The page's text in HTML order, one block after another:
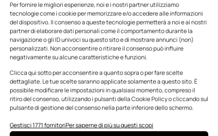
Per fornire le migliori esperienze, noi e i nostri partner utilizziamo
tecnologie come i cookie per memorizzare e/o accedere alle informazioni
del dispositivo. Il consenso a queste tecnologie permetterà a noi e ai nostri
partner di elaborare dati personali come il comportamento durante la
navigazione o gli ID univoci su questo sito e di mostrare annunci (non)
personalizzati. Non acconsentire o ritirare il consenso può influire
negativamente su alcune caratteristiche e funzioni.
Clicca qui sotto per acconsentire a quanto sopra o per fare scelte
dettagliate. Le tue scelte saranno applicate solamente a questo sito. È
possibile modificare le impostazioni in qualsiasi momento, compreso il
ritiro del consenso, utilizzando i pulsanti della Cookie Policy o cliccando sul
pulsante di gestione del consenso nella parte inferiore dello schermo.
Gestisci 1771 fornitoriPer saperne di più su questi scopi
n.5 - Giugno 2026 n.4 - Maggio 2026
Edicola Web
Notizie da Meccanicanews
I nanonastri di grafene come potenziali sensori per i